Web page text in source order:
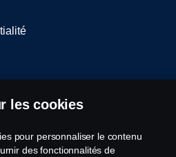
d'alerte
les cookies
pour personnaliser le contenu
des fonctionnalités de